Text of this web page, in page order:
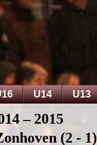
U14 U13
– 2015
(2 - 1)